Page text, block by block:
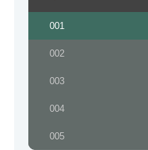
001
002
003
004
005